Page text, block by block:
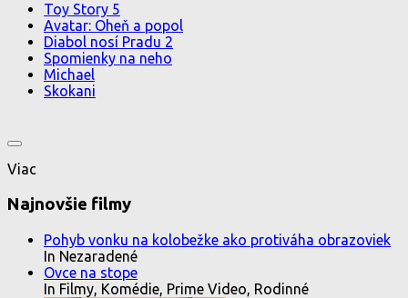
Toy Story 5
Avatar: Oheň a popol
Diabol nosí Pradu 2
Spomienky na neho
Michael
Skokani
Viac
Najnovšie filmy
Pohyb vonku na kolobežke ako protiváha obrazoviek
In Nezaradené
Ovce na stope
In Filmy, Komédie, Prime Video, Rodinné